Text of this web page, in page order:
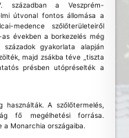
században a Veszprém-
útvonal fontos állomása a
medence szőlőterületeiről
években a borkezelés még
gyakorlata alapján
majd zsákba téve „tiszta
présben utópréselték a
A szőlőtermelés,
fő megélhetési forrása.
a Monarchia országaiba.